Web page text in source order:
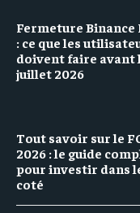
Fermeture Binance
: ce que les
doivent faire avant
juillet 2026
Tout savoir sur le
2026 : le guide
pour investir dans
coté